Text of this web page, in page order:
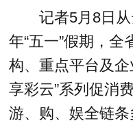
记者5月8日
年“五一”假期，
构、重点平台及
享彩云”系列促消
游、购、娱全链